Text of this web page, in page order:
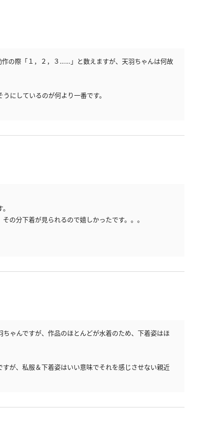
の際「１，２，３……」と数えますが、天羽ちゃんは何故
にしているのが何より一番です。
の分下着が見られるので嬉しかったです。。。
ゃんですが、作品のほとんどが水着のため、下着姿はほ
が、私服＆下着姿はいい意味でそれを感じさせない親近